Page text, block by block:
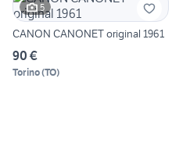
5
CANON CANONET original 1961
90 €
Torino(TO)